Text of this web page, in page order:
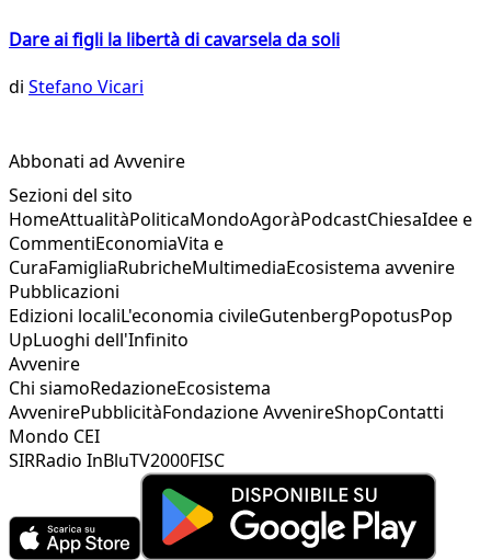
Dare ai figli la libertà di cavarsela da soli
di Stefano Vicari
Abbonati ad Avvenire
Sezioni del sito
HomeAttualitàPoliticaMondoAgoràPodcastChiesaIdee e
CommentiEconomiaVita e
CuraFamigliaRubricheMultimediaEcosistema avvenire
Pubblicazioni
Edizioni localiL'economia civileGutenbergPopotusPop
UpLuoghi dell'Infinito
Avvenire
Chi siamoRedazioneEcosistema
AvvenirePubblicitàFondazione AvvenireShopContatti
Mondo CEI
SIRRadio InBluTV2000FISC